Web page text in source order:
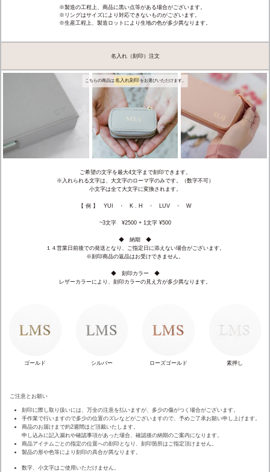
※製造の工程上、商品に黒い点等がある場合がございます。
※リングはサイズにより対応できないものがございます。
※生産工程上、製造ロットにより生地の色が多少異なります。
名入れ（刻印）注文
こちらの商品は 名入れ刻印 をお選びいただけます。
ご希望の文字を最大4文字まで刻印できます。
※入れられる文字は、大文字のローマ字のみです。（数字不可）
小文字は全て大文字に変換されます。
【 例 】 YUI ・ K . H ・ LUV ・ W
~3文字 ¥2500 + 1文字 ¥500
◆ 納期 ◆
１４営業日前後での発送となり、ご指定日に添えない場合がございます。
※刻印商品の返品はお受けできません。
◆ 刻印カラー ◆
レザーカラーにより、刻印カラーの見え方が多少異なります。
ゴールド シルバー ローズゴールド 素押し
ご注意とお願い
刻印に際し取り扱いには、万全の注意を払いますが、多少の傷がつく場合がございます。
手作業で行いますので多少の位置のズレなどがございますので、予めご了承お願い申し上げます。
商品のお届けまで約2週間ほど頂戴いたします。
申し込みに記入漏れや確認事項があった場合、確認後の納期のご案内になります。
商品アイテムごとの指定の位置への刻印となり、刻印箇所はご指定頂けません。
製品の形や色等により刻印の具合が異なります。
数字、小文字はご使用いただけません。